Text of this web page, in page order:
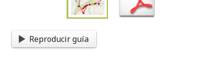
Reproducir guía